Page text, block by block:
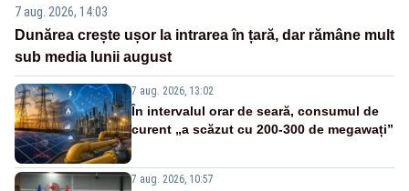
7 aug. 2026, 14:03
Dunărea crește ușor la intrarea în țară, dar rămâne mult
sub media lunii august
7 aug. 2026, 13:02
În intervalul orar de seară, consumul de
curent „a scăzut cu 200-300 de megawați”
7 aug. 2026, 10:57